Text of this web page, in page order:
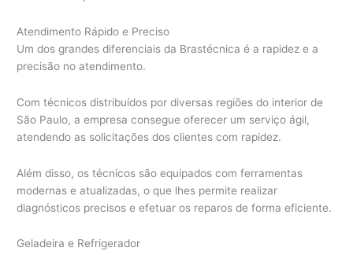
Atendimento Rápido e Preciso
Um dos grandes diferenciais da Brastécnica é a rapidez e a
precisão no atendimento.
Com técnicos distribuídos por diversas regiões do interior de
São Paulo, a empresa consegue oferecer um serviço ágil,
atendendo as solicitações dos clientes com rapidez.
Além disso, os técnicos são equipados com ferramentas
modernas e atualizadas, o que lhes permite realizar
diagnósticos precisos e efetuar os reparos de forma eficiente.
Geladeira e Refrigerador